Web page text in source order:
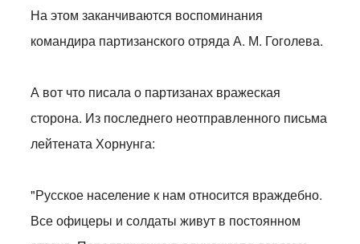
На этом заканчиваются воспоминания
командира партизанского отряда А. М. Гоголева.
А вот что писала о партизанах вражеская
сторона. Из последнего неотправленного письма
лейтената Хорнунга:
"Русское население к нам относится враждебно.
Все офицеры и солдаты живут в постоянном